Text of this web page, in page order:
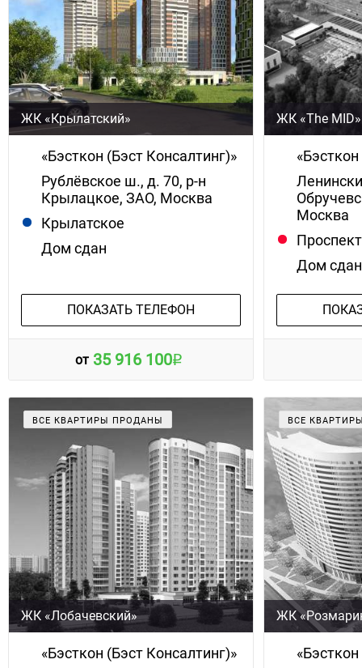
ЖК «Крылатский»
«Бэсткон (Бэст Консалтинг)»
Рублёвское ш., д. 70, р-н
Крылацкое, ЗАО, Москва
Крылатское
Дом сдан
ПОКАЗАТЬ ТЕЛЕФОН
от 35 916 100
ЖК «The
Москва
Дом сдан
ВСЕ КВАРТИРЫ ПРОДАНЫ
ЖК «Лобачевский»
«Бэсткон (Бэст Консалтинг)»
ВСЕ
ЖК